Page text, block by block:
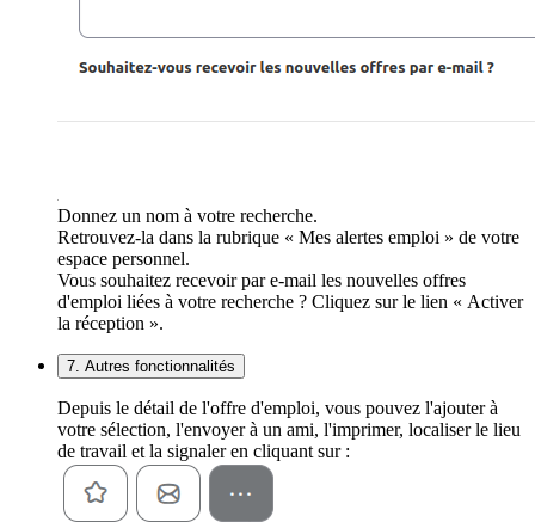
Donnez un nom à votre recherche.
Retrouvez-la dans la rubrique « Mes alertes emploi » de votre
espace personnel.
Vous souhaitez recevoir par e-mail les nouvelles offres
d'emploi liées à votre recherche ? Cliquez sur le lien « Activer
la réception ».
7. Autres fonctionnalités
Depuis le détail de l'offre d'emploi, vous pouvez l'ajouter à
votre sélection, l'envoyer à un ami, l'imprimer, localiser le lieu
de travail et la signaler en cliquant sur :